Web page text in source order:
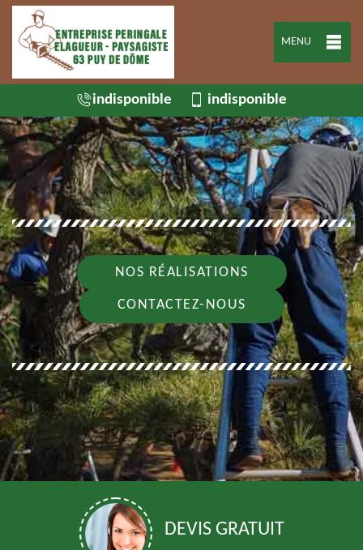
MENU
indisponible indisponible
NOS RÉALISATIONS
CONTACTEZ-NOUS
DEVIS GRATUIT